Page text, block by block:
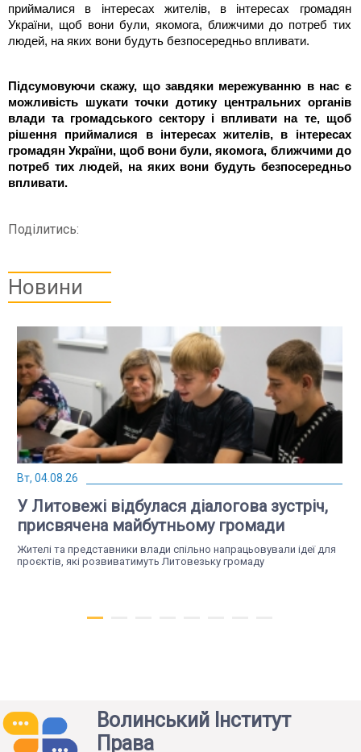
приймалися в інтересах жителів, в інтересах громадян
України, щоб вони були, якомога, ближчими до потреб тих
людей, на яких вони будуть безпосередньо впливати.
Підсумовуючи скажу, що завдяки мережуванню в нас є
можливість шукати точки дотику центральних органів
влади та громадського сектору і впливати на те, щоб
рішення приймалися в інтересах жителів, в інтересах
громадян України, щоб вони були, якомога, ближчими до
потреб тих людей, на яких вони будуть безпосередньо
впливати.
Поділитись:
Новини
Вт, 04.08.26
У Литовежі відбулася діалогова зустріч,
присвячена майбутньому громади
Жителі та представники влади спільно напрацьовували ідеї для
проєктів, які розвиватимуть Литовезьку громаду
Волинський Інститут
Права